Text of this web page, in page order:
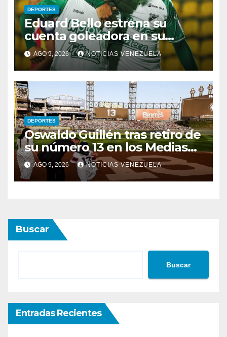
DEPORTES
Eduard Bello estrena su
cuenta goleadora en su
debut con Deportivo Cali
AGO 9, 2026 NOTICIAS VENEZUELA
DEPORTES
Oswaldo Guillén tras retiro de
su número 13 en los Medias
Blancas: «Cumplí mis sueños»
AGO 9, 2026 NOTICIAS VENEZUELA
Buscar
Buscar
Entradas Recientes